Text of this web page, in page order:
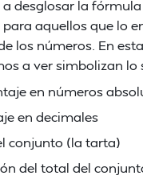
desglosar la
aquellos que lo
los números. En
a ver simbolizan lo
en números
en decimales
conjunto (la tarta)
del total del